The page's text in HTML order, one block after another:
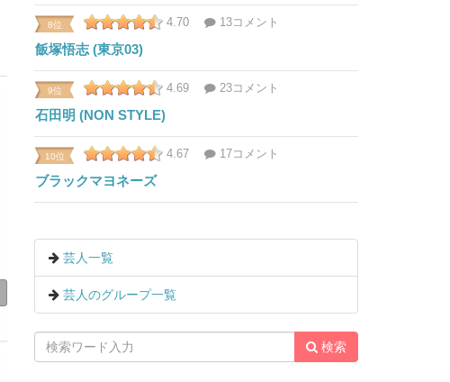
8位 4.70 13コメント
飯塚悟志 (東京03)
9位 4.69 23コメント
石田明 (NON STYLE)
10位 4.67 17コメント
ブラックマヨネーズ
芸人一覧
芸人のグループ一覧
検索